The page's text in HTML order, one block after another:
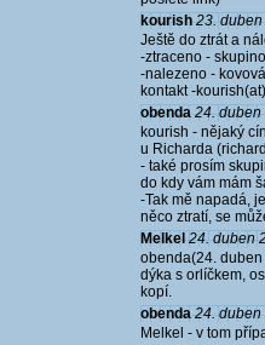
kourish 23.
Ještě do ztrát a
-ztraceno -
-nalezeno -
kontakt -
obenda 24. duben
kourish - nějaký
u Richarda
- také prosím
do kdy vám mám
-Tak mě napadá,
něco ztratí, se
Melkel 24. duben
obenda(24.
dýka s orlíčkem,
kopí.
obenda 24. duben
Melkel - v tom